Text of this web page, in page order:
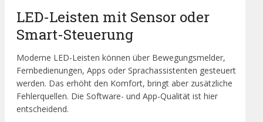
LED-Leisten mit Sensor oder
Smart-Steuerung
Moderne LED-Leisten können über Bewegungsmelder,
Fernbedienungen, Apps oder Sprachassistenten gesteuert
werden. Das erhöht den Komfort, bringt aber zusätzliche
Fehlerquellen. Die Software- und App-Qualität ist hier
entscheidend.